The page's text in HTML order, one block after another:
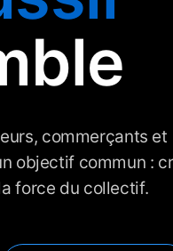
commerçants et
objectif commun :
force du collectif.